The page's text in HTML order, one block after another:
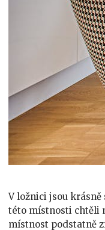
V ložnici jsou krásně
této místnosti chtěli
místnost podstatně